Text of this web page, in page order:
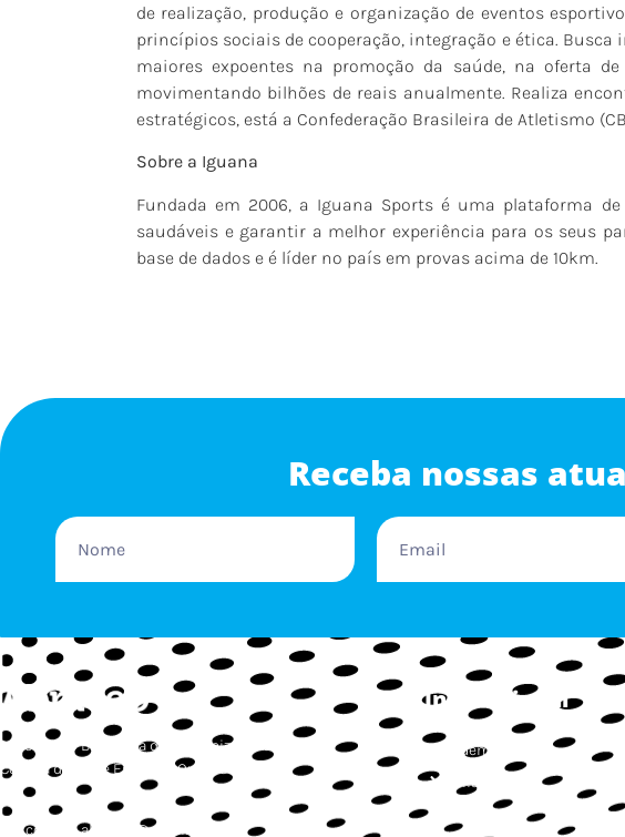
de realização, produção e organização de eventos
princípios sociais de cooperação, integração e ética.
maiores expoentes na promoção da saúde, na oferta
movimentando bilhões de reais anualmente. Realiza
estratégicos, está a Confederação Brasileira de Atletismo
Sobre a Iguana
Fundada em 2006, a Iguana Sports é uma plataforma
saudáveis e garantir a melhor experiência para os seus
base de dados e é líder no país em provas acima de 10km.
Receba nossas
Associação Brasileira dos Organizadores de
Corrida de Rua e Esportes Outdoor
contato.abraceo@gmail.com
Institucional
Quem Somos
Filiação
Estatuto